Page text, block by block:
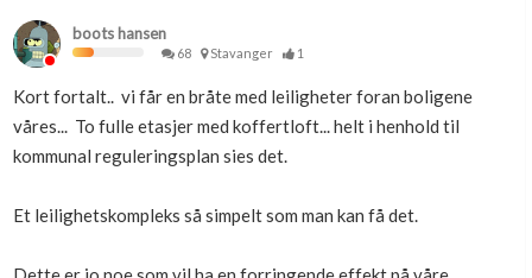
Se din bolig? Klikk her
Boligmappa+
boots hansen
68 Stavanger 1
Kort fortalt.. vi får en bråte med leiligheter foran boligene
våres... To fulle etasjer med koffertloft... helt i henhold til
kommunal reguleringsplan sies det.
Et leilighetskompleks så simpelt som man kan få det.